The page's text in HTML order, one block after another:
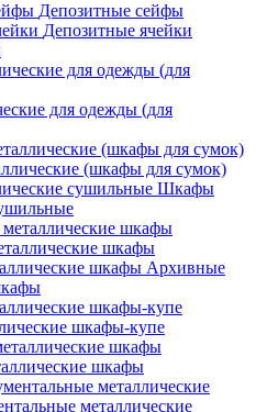
Депозитные сейфы
Депозитные ячейки
для одежды (для
(шкафы для сумок)
Шкафы
шкафы
Архивные
шкафы-купе
шкафы
металлические